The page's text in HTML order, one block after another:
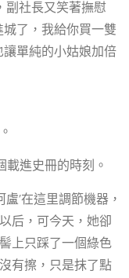
副社長又笑著撫慰
了，我給你買一雙
單純的小姑娘加倍
載進史冊的時刻。
’在這里調節機器，
后，可今天，她卻
上只踩了一個綠色
有擦，只是抹了點